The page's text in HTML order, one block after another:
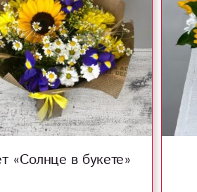
«Солнце в букете»